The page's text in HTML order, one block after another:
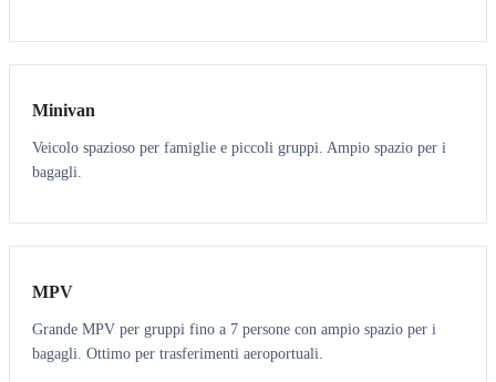
6 5
Minivan
Veicolo spazioso per famiglie e piccoli gruppi. Ampio spazio per i
bagagli.
7 7
MPV
Grande MPV per gruppi fino a 7 persone con ampio spazio per i
bagagli. Ottimo per trasferimenti aeroportuali.